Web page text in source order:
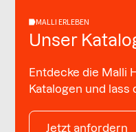
MALLI ERLEBEN
Unser
Entdecke die Malli
Katalogen und
Jetzt anfordern